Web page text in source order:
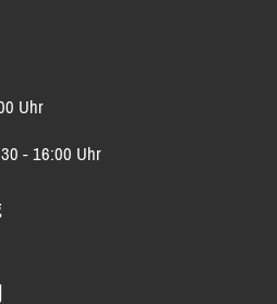
Uhr
- 16:00 Uhr